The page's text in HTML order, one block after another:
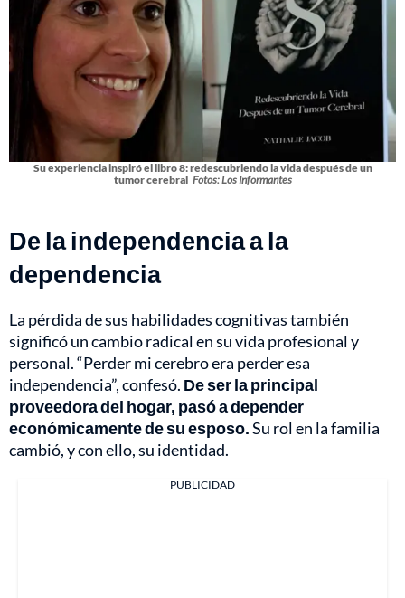
Su experiencia inspiró el libro 8: redescubriendo la vida después de un
tumor cerebral Fotos: Los Informantes
De la independencia a la
dependencia
La pérdida de sus habilidades cognitivas también
significó un cambio radical en su vida profesional y
personal. “Perder mi cerebro era perder esa
independencia”, confesó. De ser la principal
proveedora del hogar, pasó a depender
económicamente de su esposo.Su rol en la familia
cambió, y con ello, su identidad.
PUBLICIDAD